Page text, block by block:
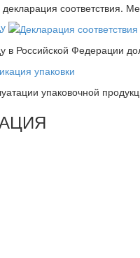
соответствия.
в Российской Федерации
упаковочной